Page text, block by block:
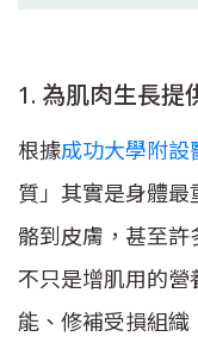
1. 為肌肉生長提
根據成功大學附設
質」其實是身體
骼到皮膚，甚至
不只是增肌用的
能、修補受損組